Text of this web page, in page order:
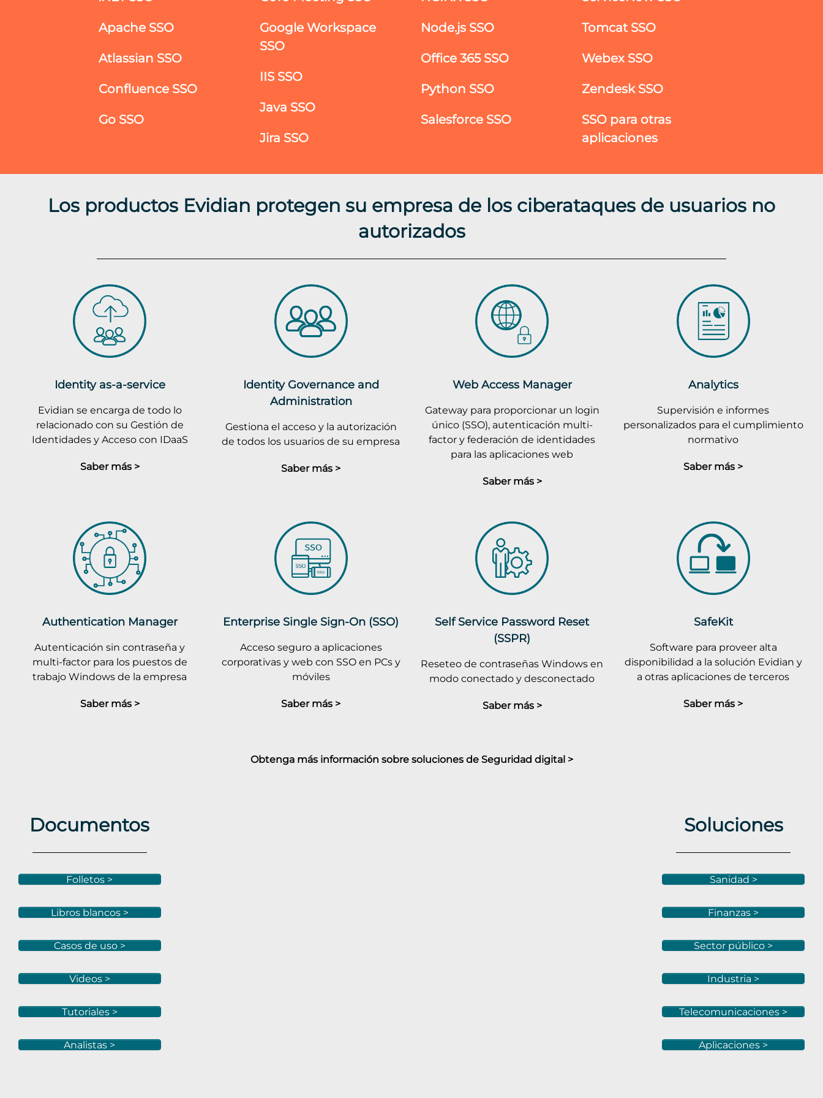
Apache SSO
Atlassian SSO
Confluence SSO
Go SSO
Google Workspace
SSO
IIS SSO
Java SSO
Jira SSO
Node.js SSO
Office 365 SSO
Python SSO
Salesforce SSO
Tomcat SSO
Webex SSO
Zendesk SSO
SSO para otras
aplicaciones
Los productos Evidian protegen su empresa de los ciberataques de usuarios no
autorizados
Identity as-a-service
Evidian se encarga de todo lo
relacionado con su Gestión de
Identidades y Acceso con IDaaS
Saber más >
Identity Governance and
Administration
Gestiona el acceso y la autorización
de todos los usuarios de su empresa
Saber más >
Web Access Manager
Gateway para proporcionar un login
único (SSO), autenticación multi-
factor y federación de identidades
para las aplicaciones web
Saber más >
Analytics
Supervisión e informes
personalizados para el cumplimiento
normativo
Saber más >
Authentication Manager
Autenticación sin contraseña y
multi-factor para los puestos de
trabajo Windows de la empresa
Saber más >
Enterprise Single Sign-On (SSO)
Acceso seguro a aplicaciones
corporativas y web con SSO en PCs y
móviles
Saber más >
Self Service Password Reset
(SSPR)
Reseteo de contraseñas Windows en
modo conectado y desconectado
Saber más >
SafeKit
Software para proveer alta
disponibilidad a la solución Evidian y
a otras aplicaciones de terceros
Saber más >
Obtenga más información sobre soluciones de Seguridad digital >
Documentos
Folletos >
Libros blancos >
Casos de uso >
Videos >
Tutoriales >
Analistas >
Soluciones
Sanidad >
Finanzas >
Sector público >
Industria >
Telecomunicaciones >
Aplicaciones >